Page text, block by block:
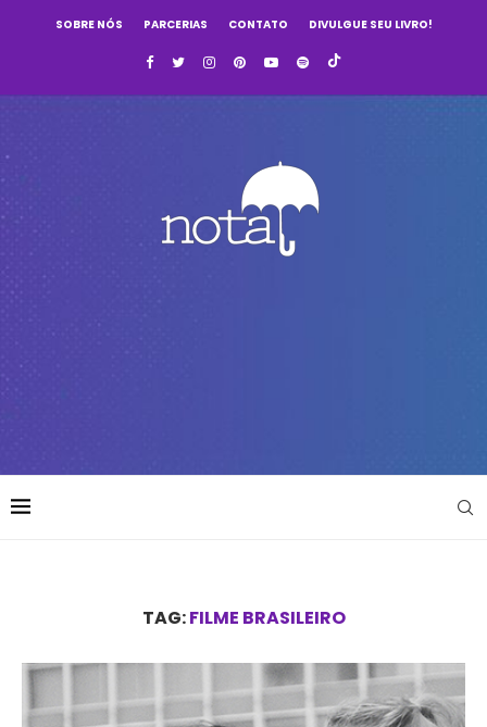
SOBRE NÓS PARCERIAS CONTATO DIVULGUE SEU LIVRO!
TAG:FILME BRASILEIRO